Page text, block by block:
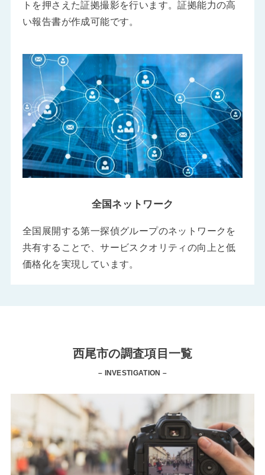
トを押さえた証拠撮影を行います。証拠能力の高
い報告書が作成可能です。
全国ネットワーク
全国展開する第一探偵グループのネットワークを
共有することで、サービスクオリティの向上と低
価格化を実現しています。
西尾市の調査項目一覧
– INVESTIGATION –